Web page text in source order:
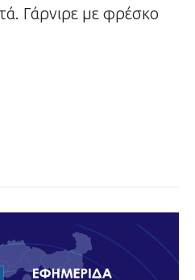
Γάρνιρε με φρέσκο